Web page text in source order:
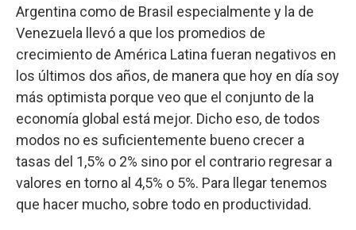
Argentina como de Brasil especialmente y la de
Venezuela llevó a que los promedios de
crecimiento de América Latina fueran negativos en
los últimos dos años, de manera que hoy en día soy
más optimista porque veo que el conjunto de la
economía global está mejor. Dicho eso, de todos
modos no es suficientemente bueno crecer a
tasas del 1,5% o 2% sino por el contrario regresar a
valores en torno al 4,5% o 5%. Para llegar tenemos
que hacer mucho, sobre todo en productividad.